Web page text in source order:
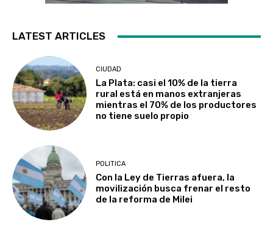
LATEST ARTICLES
CIUDAD
La Plata: casi el 10% de la tierra
rural está en manos extranjeras
mientras el 70% de los productores
no tiene suelo propio
POLITICA
Con la Ley de Tierras afuera, la
movilización busca frenar el resto
de la reforma de Milei